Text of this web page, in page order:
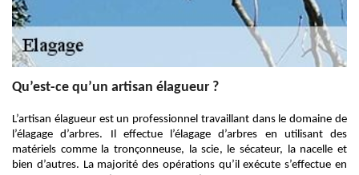
Qu’est-ce qu’un artisan élagueur ?
L’artisan élagueur est un professionnel travaillant dans le domaine de
l’élagage d’arbres. Il effectue l’élagage d’arbres en utilisant des
matériels comme la tronçonneuse, la scie, le sécateur, la nacelle et
bien d’autres. La majorité des opérations qu’il exécute s’effectue en